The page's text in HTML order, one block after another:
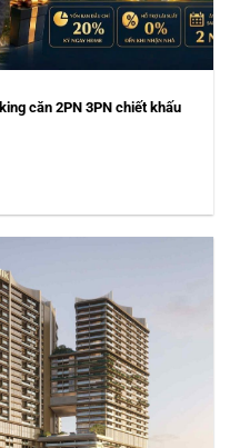
căn 2PN 3PN chiết khấu